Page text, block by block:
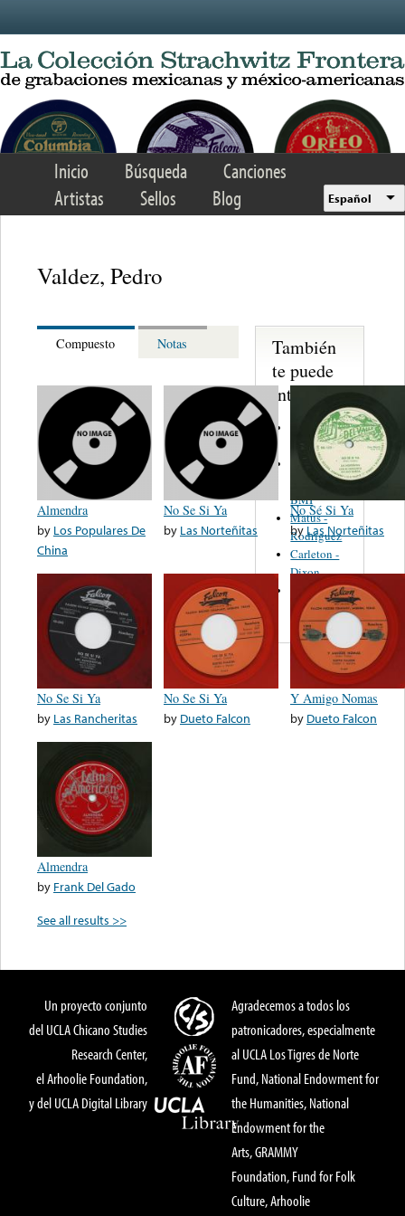
Inicio Búsqueda
Canciones
Artistas
Sellos Blog Español
Valdez, Pedro
Compuesto Notas
Almendra
by Los Populares De
China
No Se Si Ya
by Las Norteñitas
No Sé Si Ya
byLas Norteñitas
No Se Si Ya
by Las Rancheritas
No Se Si Ya
by Dueto Falcon
Y Amigo Nomas
by Dueto Falcon
Almendra
by Frank Del Gado
See all results >>
También
te puede
interesar...
Martinez,
Felipe
Performance
Music Co.
BMI
Matus -
Rodriguez
Carleton -
Dixon
Abreu -
Oliverira
Un proyecto conjunto
del UCLA Chicano Studies
Research Center,
el Arhoolie Foundation,
y del UCLA Digital Library
Agradecemos a todos los
patronicadores, especialmente
al UCLA Los Tigres de Norte
Fund, National Endowment for
the Humanities, National
Endowment for the
Arts, GRAMMY
Foundation, Fund for Folk
Culture, Arhoolie